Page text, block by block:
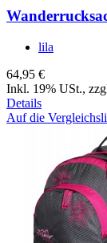
lila
64,95 €
Inkl. 19% USt.,
Details
Auf die